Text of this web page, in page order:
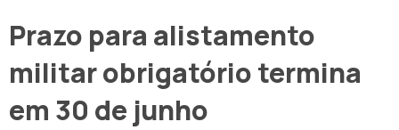
Prazo para alistamento
militar obrigatório termina
em 30 de junho